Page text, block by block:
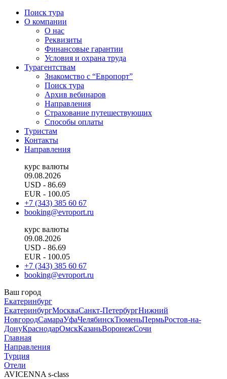
Поиск тура
О компании
О нас
Реквизиты
Финансовые гарантии
Условия и охрана труда
Турагентствам
Знакомство с “Европорт”
Поиск тура
Архив вебинаров
Направления
Страхование путешествующих
Способы оплаты
Туристам
Контакты
Направления
курс валюты
09.08.2026
USD - 86.69
EUR - 100.05
+7 (343) 385 60 67
booking@evroport.ru
курс валюты
09.08.2026
USD - 86.69
EUR - 100.05
+7 (343) 385 60 67
booking@evroport.ru
Ваш город
Екатеринбург
ЕкатеринбургМоскваСанкт-ПетербургНижний
НовгородСамараУфаЧелябинскТюменьПермьРостов-на-
ДонуКраснодарОмскКазаньВоронежСочи
Главная
Направления
Турция
Отели
AVICENNA s-class